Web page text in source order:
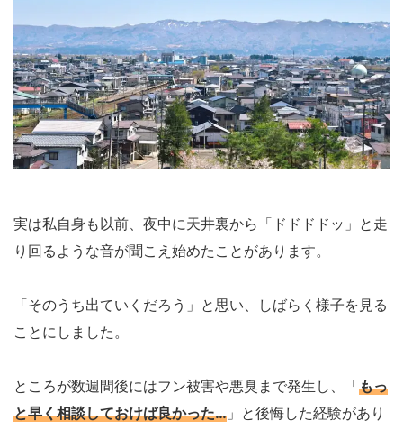
実は私自身も以前、夜中に天井裏から「ドドドドッ」と走
り回るような音が聞こえ始めたことがあります。
「そのうち出ていくだろう」と思い、しばらく様子を見る
ことにしました。
ところが数週間後にはフン被害や悪臭まで発生し、「もっ
と早く相談しておけば良かった… 」と後悔した経験があり